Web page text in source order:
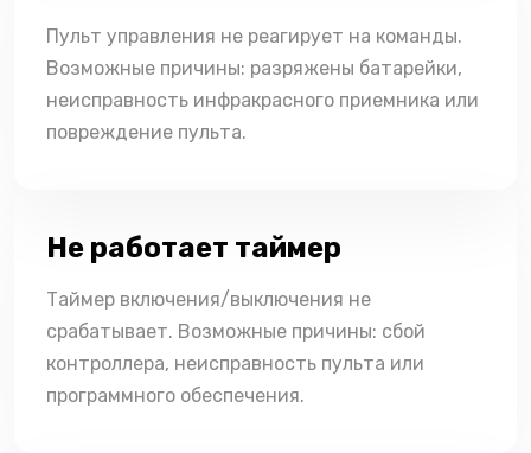
Пульт управления не реагирует на команды.
Возможные причины: разряжены батарейки,
неисправность инфракрасного приемника или
повреждение пульта.
Не работает таймер
Таймер включения/выключения не
срабатывает. Возможные причины: сбой
контроллера, неисправность пульта или
программного обеспечения.